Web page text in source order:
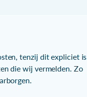
tenzij dit expliciet is
die wij vermelden. Zo